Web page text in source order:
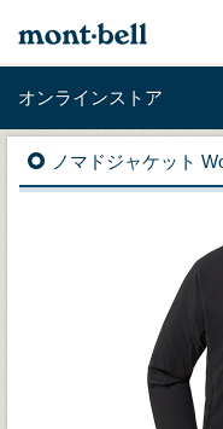
オンラインストア
ノマドジャケット